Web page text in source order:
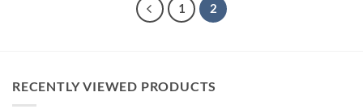
1 2
RECENTLY VIEWED PRODUCTS